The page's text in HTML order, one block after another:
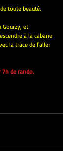
toute beauté.
Gourzy, et
à la cabane
la trace de l'aller
7h de rando.